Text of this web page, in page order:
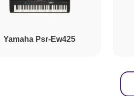
Yamaha Psr-Ew425